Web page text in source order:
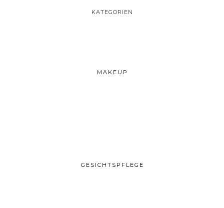
KATEGORIEN
MAKEUP
GESICHTSPFLEGE